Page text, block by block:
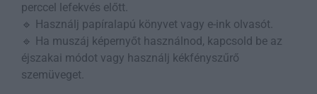
perccel lefekvés előtt.
🔹 Használj papíralapú könyvet vagy e-ink olvasót.
🔹 Ha muszáj képernyőt használnod, kapcsold be az
éjszakai módot vagy használj kékfényszűrő
szemüveget.